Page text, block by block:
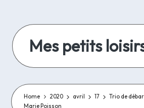
content
Mes petits
lecture,
de
Home 2020 avril 17
Trio de
Marie Poisson